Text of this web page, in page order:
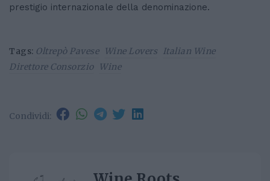
prestigio internazionale della denominazione.
Tags: Oltrepò Pavese Wine Lovers Italian Wine
Direttore Consorzio
Wine
Condividi: